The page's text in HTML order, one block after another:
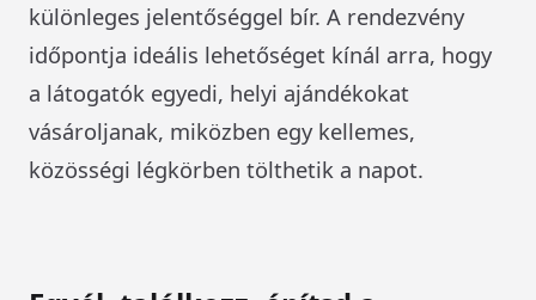
különleges jelentőséggel bír. A rendezvény
időpontja ideális lehetőséget kínál arra, hogy
a látogatók egyedi, helyi ajándékokat
vásároljanak, miközben egy kellemes,
közösségi légkörben tölthetik a napot.